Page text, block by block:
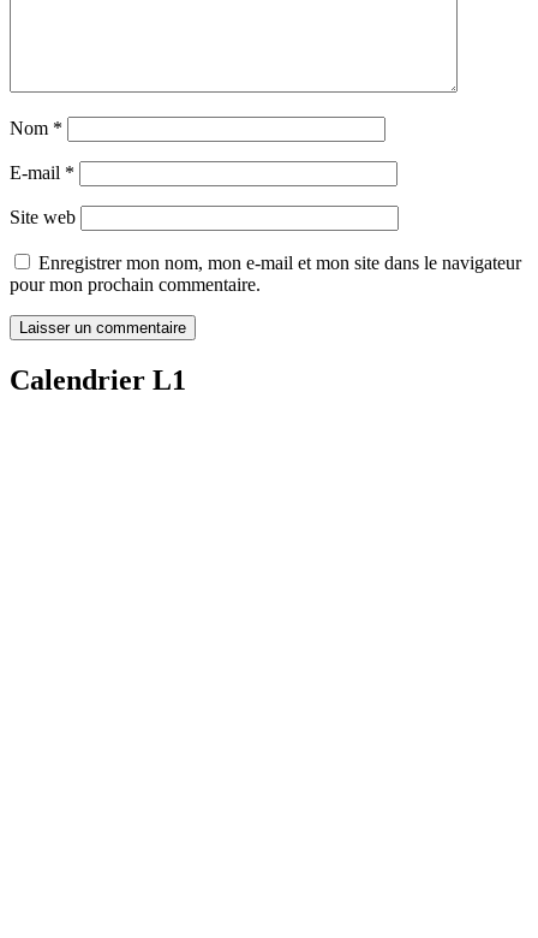
Nom *
E-mail *
Site web
Enregistrer mon nom, mon e-mail et mon site dans le navigateur
pour mon prochain commentaire.
Calendrier L1